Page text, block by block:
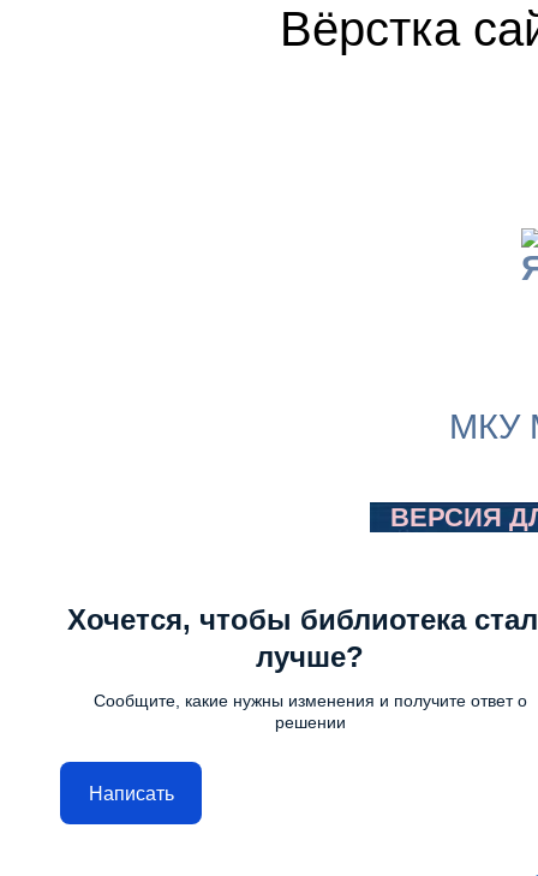
Вёрстка
МКУ
ВЕРСИЯ
Хочется, чтобы библиотека
лучше?
Сообщите, какие нужны изменения и получите ответ о
решении
Написать